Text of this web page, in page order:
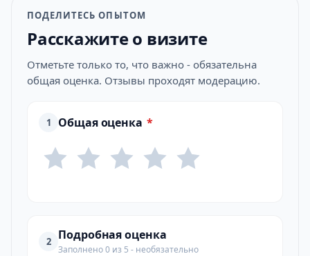
ПОДЕЛИТЕСЬ ОПЫТОМ
Расскажите о визите
Отметьте только то, что важно - обязательна
общая оценка. Отзывы проходят модерацию.
1 Общая оценка *
2 Подробная оценка
Заполнено 0 из 5 - необязательно